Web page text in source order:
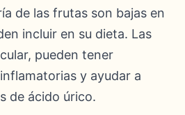
de las frutas son bajas en
incluir en su dieta. Las
pueden tener
y ayudar a
de ácido úrico.